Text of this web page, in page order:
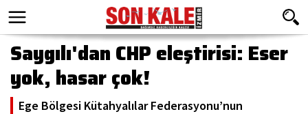
Saygılı'dan CHP eleştirisi: Eser
yok, hasar çok!
Ege Bölgesi Kütahyalılar Federasyonu’nun